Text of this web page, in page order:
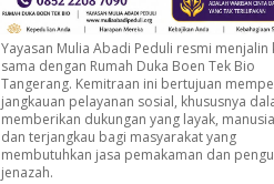
Yayasan Mulia Abadi Peduli resmi menjalin
sama dengan Rumah Duka Boen Tek Bio
Tangerang. Kemitraan ini bertujuan
jangkauan pelayanan sosial, khususnya
memberikan dukungan yang layak,
dan terjangkau bagi masyarakat yang
membutuhkan jasa pemakaman dan
jenazah.